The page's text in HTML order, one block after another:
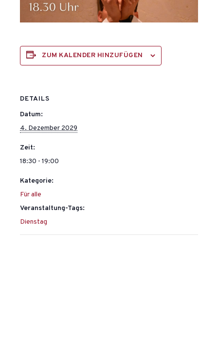
ZUM KALENDER HINZUFÜGEN
DETAILS
Datum:
4. Dezember 2029
Zeit:
18:30 - 19:00
Kategorie:
Für alle
Veranstaltung-Tags:
Dienstag